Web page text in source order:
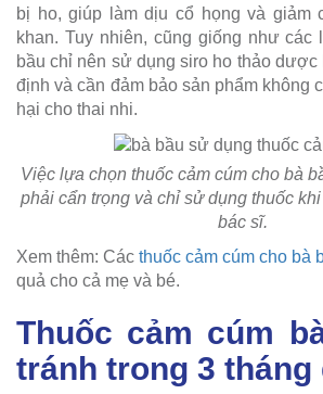
bị ho, giúp làm dịu cổ họng và giảm
khan. Tuy nhiên, cũng giống như các
bầu chỉ nên sử dụng siro ho thảo
định và cần đảm bảo sản phẩm không
hại cho thai nhi.
Việc lựa chọn thuốc cảm cúm cho bà
phải cẩn trọng và chỉ sử dụng thuốc
bác sĩ.
Xem thêm: Các thuốc cảm cúm cho bà
quả cho cả mẹ và bé.
Thuốc cảm cúm
tránh trong 3 tháng